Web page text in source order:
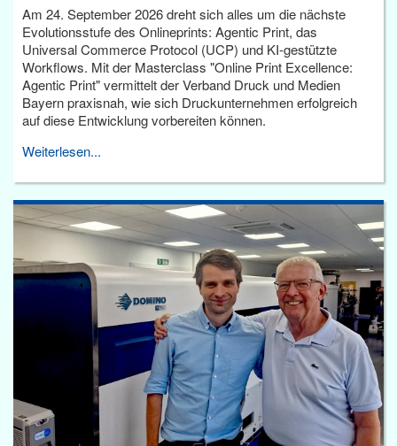
Am 24. September 2026 dreht sich alles um die nächste
Evolutionsstufe des Onlineprints: Agentic Print, das
Universal Commerce Protocol (UCP) und KI-gestützte
Workflows. Mit der Masterclass "Online Print Excellence:
Agentic Print" vermittelt der Verband Druck und Medien
Bayern praxisnah, wie sich Druckunternehmen erfolgreich
auf diese Entwicklung vorbereiten können.
Weiterlesen...